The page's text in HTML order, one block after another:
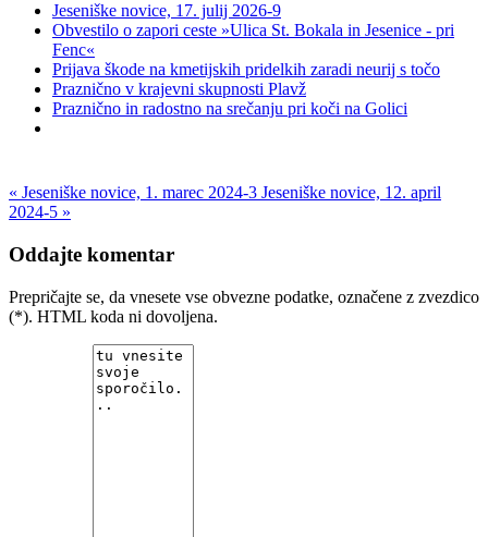
Jeseniške novice, 17. julij 2026-9
Obvestilo o zapori ceste »Ulica St. Bokala in Jesenice - pri
Fenc«
Prijava škode na kmetijskih pridelkih zaradi neurij s točo
Praznično v krajevni skupnosti Plavž
Praznično in radostno na srečanju pri koči na Golici
« Jeseniške novice, 1. marec 2024-3 Jeseniške novice, 12. april
2024-5 »
Oddajte komentar
Prepričajte se, da vnesete vse obvezne podatke, označene z zvezdico
(*). HTML koda ni dovoljena.